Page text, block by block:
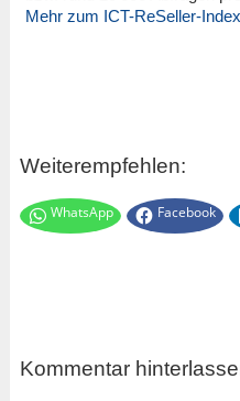
Mehr zum ICT-ReSeller-
Weiterempfehlen:
WhatsApp Facebook
Kommentar